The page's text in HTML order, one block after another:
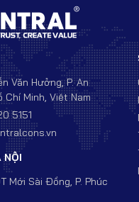
Văn Hưởng, P. An
Chí Minh, Việt Nam
5151
NỘI
Mới Sài Đồng, P. Phúc